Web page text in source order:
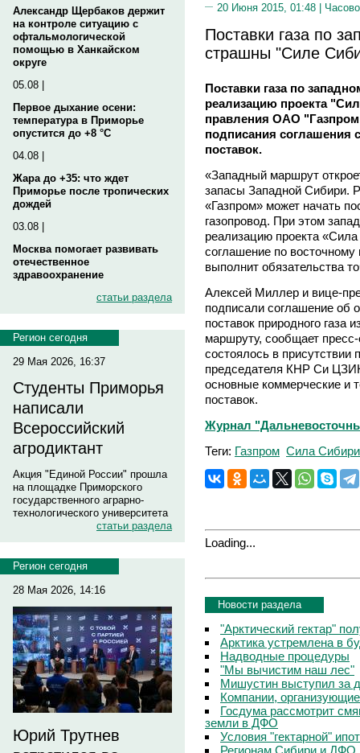
Александр Щербаков держит
на контроле ситуацию с
офтальмологической
помощью в Ханкайском
округе
05.08 |
Первое дыхание осени:
температура в Приморье
опустится до +8 °C
04.08 |
Жара до +35: что ждет
Приморье после тропических
дождей
03.08 |
Москва помогает развивать
отечественное
здравоохранение
статьи раздела
Регион сегодня
29 Мая 2026, 16:37
Студенты Приморья
написали
Всероссийский
агродиктант
Акция "Единой России" прошла
на площадке Приморского
государственного аграрно-
технологического университета
статьи раздела
Регион сегодня
28 Мая 2026, 14:16
Юрий Трутнев
20 Июня 2015, 01:48 |
Поставки газа по
страшны "Силе
Поставки газа по
реализацию проекта
правления ОАО
подписания соглашения
поставок.
«Западный маршрут
запасы Западной Сибири.
«Газпром» может начать
газопровод. При этом
реализацию проекта
соглашение по
выполнит обязательства
Алексей Миллер и вице-
подписали соглашение об
поставок природного газа
маршруту, сообщает
состоялось в
председателя КНР Си
основные коммерческие и
поставок.
Журнал
Теги: Газпром Сила Сибири
Loading...
Новости раздела
"Арктический гектар"
Арктика устремлена в
Надводные процедуры
"Мы вычистим наш лес"
Мишустин выступил за
Компании,
Госдума рассмотрит
земли в ДФО
Условия "гектарной"
Регионам Сибири и ДФО